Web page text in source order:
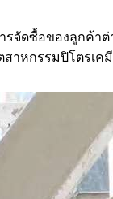
ดซื้อของลูกค้าต่
หกรรมปิโตรเคมี